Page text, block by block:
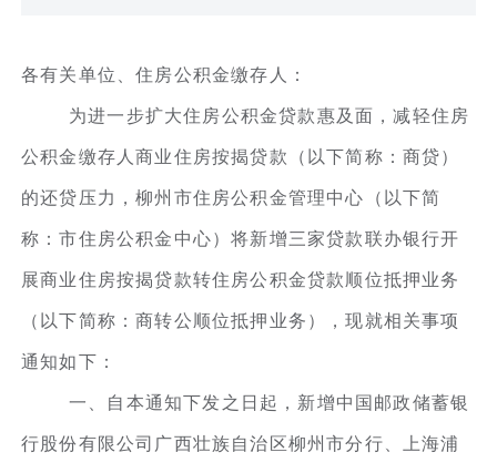
各有关单位、住房公积金缴存人：
为进一步扩大住房公积金贷款惠及面，减轻住房
公积金缴存人商业住房按揭贷款（以下简称：商贷）
的还贷压力，柳州市住房公积金管理中心（以下简
称：市住房公积金中心）将新增三家贷款联办银行开
展商业住房按揭贷款转住房公积金贷款顺位抵押业务
（以下简称：商转公顺位抵押业务），现就相关事项
通知如下：
一、自本通知下发之日起，新增中国邮政储蓄银
行股份有限公司广西壮族自治区柳州市分行、上海浦